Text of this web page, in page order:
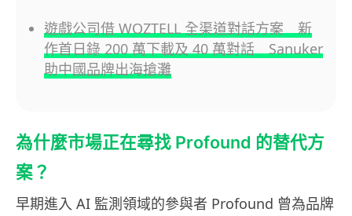
遊戲公司借 WOZTELL 全渠道對話方案 新
作首日錄 200 萬下載及 40 萬對話 Sanuker
助中國品牌出海搶灘
為什麼市場正在尋找 Profound 的替代方
案？
早期進入 AI 監測領域的參與者 Profound 曾為品牌